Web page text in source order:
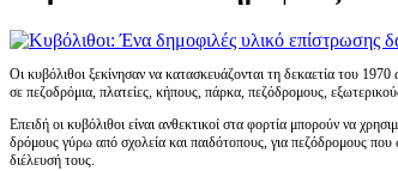
Οι κυβόλιθοι ξεκίνησαν να κατασκευάζονται τη δεκαετία του
σε πεζοδρόμια, πλατείες, κήπους, πάρκα, πεζόδρομους,
Επειδή οι κυβόλιθοι είναι ανθεκτικοί στα φορτία μπορούν να
δρόμους γύρω από σχολεία και παιδότοπους, για πεζόδρομους που
διέλευσή τους.